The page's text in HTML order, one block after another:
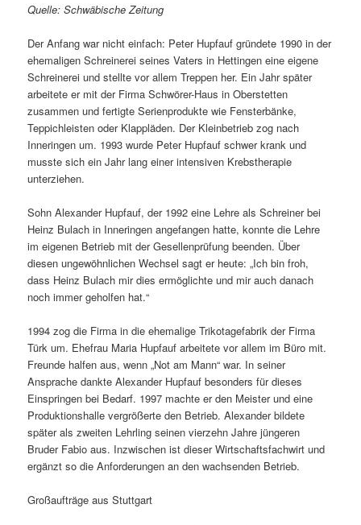
Quelle: Schwäbische Zeitung
Der Anfang war nicht einfach: Peter Hupfauf gründete 1990 in der
ehemaligen Schreinerei seines Vaters in Hettingen eine eigene
Schreinerei und stellte vor allem Treppen her. Ein Jahr später
arbeitete er mit der Firma Schwörer-Haus in Oberstetten
zusammen und fertigte Serienprodukte wie Fensterbänke,
Teppichleisten oder Klappläden. Der Kleinbetrieb zog nach
Inneringen um. 1993 wurde Peter Hupfauf schwer krank und
musste sich ein Jahr lang einer intensiven Krebstherapie
unterziehen.
Sohn Alexander Hupfauf, der 1992 eine Lehre als Schreiner bei
Heinz Bulach in Inneringen angefangen hatte, konnte die Lehre
im eigenen Betrieb mit der Gesellenprüfung beenden. Über
diesen ungewöhnlichen Wechsel sagt er heute: „Ich bin froh,
dass Heinz Bulach mir dies ermöglichte und mir auch danach
noch immer geholfen hat.“
1994 zog die Firma in die ehemalige Trikotagefabrik der Firma
Türk um. Ehefrau Maria Hupfauf arbeitete vor allem im Büro mit.
Freunde halfen aus, wenn „Not am Mann“ war. In seiner
Ansprache dankte Alexander Hupfauf besonders für dieses
Einspringen bei Bedarf. 1997 machte er den Meister und eine
Produktionshalle vergrößerte den Betrieb. Alexander bildete
später als zweiten Lehrling seinen vierzehn Jahre jüngeren
Bruder Fabio aus. Inzwischen ist dieser Wirtschaftsfachwirt und
ergänzt so die Anforderungen an den wachsenden Betrieb.
Großaufträge aus Stuttgart